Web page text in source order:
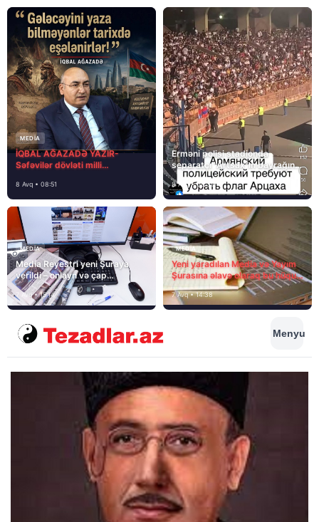
MEDİA
İQBAL AĞAZADƏ YAZIR-
Səfəvilər dövləti milli
8 Avq • 08:51
Erməni polisi stadionda
separatçı “Artsax”ın bayrağını
müsadirə etdi və…
8 Avq • 08:39
MEDİA
Media Reyestri yeni Şuraya
verildi – onlayn və çap
mediasını nə gözləyir?
7 Avq • 15:14
MEDİA
Yeni yaradılan Media və Yayım
Şurasına əlavə olaraq bu hüquq
və vəzifələr də verilib
7 Avq • 14:38
Menyu